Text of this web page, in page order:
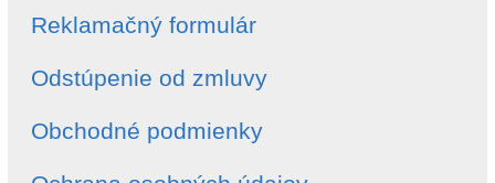
Reklamačný formulár
Odstúpenie od zmluvy
Obchodné podmienky